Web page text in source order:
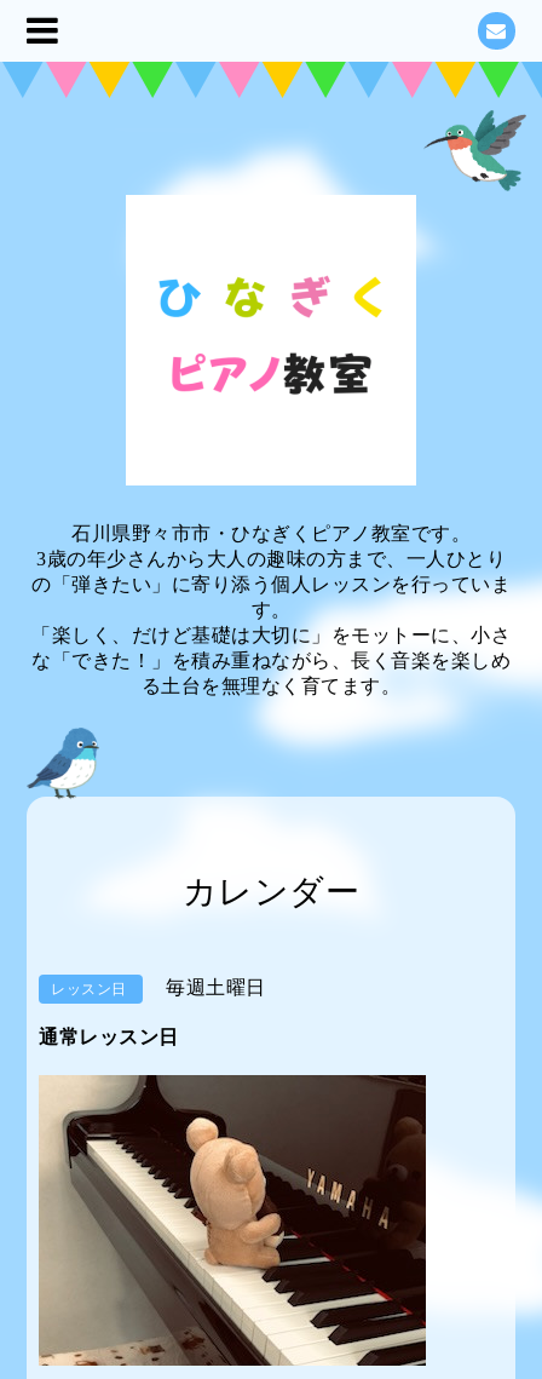
石川県野々市市・ひなぎくピアノ教室です。
3歳の年少さんから大人の趣味の方まで、一人ひとり
の「弾きたい」に寄り添う個人レッスンを行っていま
す。
「楽しく、だけど基礎は大切に」をモットーに、小さ
な「できた！」を積み重ねながら、長く音楽を楽しめ
る土台を無理なく育てます。
カレンダー
レッスン日 毎週土曜日
通常レッスン日